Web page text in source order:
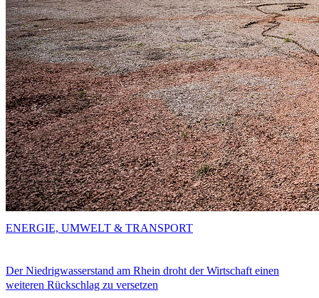
Der Niedrigwasserstand am Rhein droht der Wirtschaft einen
weiteren Rückschlag zu versetzen
ENERGIE, UMWELT & TRANSPORT